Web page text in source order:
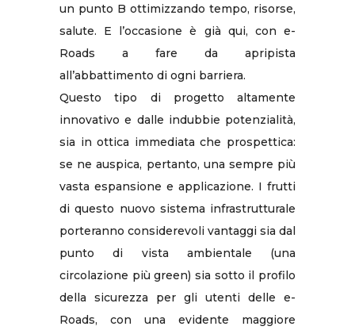
un punto B ottimizzando tempo, risorse,
salute. E l’occasione è già qui, con e-
Roads a fare da apripista
all’abbattimento di ogni barriera.
Questo tipo di progetto altamente
innovativo e dalle indubbie potenzialità,
sia in ottica immediata che prospettica:
se ne auspica, pertanto, una sempre più
vasta espansione e applicazione. I frutti
di questo nuovo sistema infrastrutturale
porteranno considerevoli vantaggi sia dal
punto di vista ambientale (una
circolazione più green) sia sotto il profilo
della sicurezza per gli utenti delle e-
Roads, con una evidente maggiore